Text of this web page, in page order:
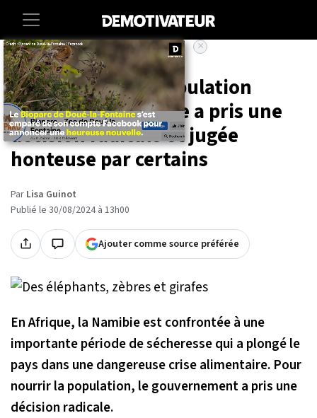
Accueil Societe Animaux
Pour nourrir sa population
affamée, la Namibie a pris une
décision radicale et jugée
honteuse par certains
Par Lisa Guinot
Publié le 30/08/2024 à 13h00
Ajouter comme source préférée
En Afrique, la Namibie est confrontée à une
importante période de sécheresse qui a plongé le
pays dans une dangereuse crise alimentaire. Pour
nourrir la population, le gouvernement a pris une
décision radicale.
×